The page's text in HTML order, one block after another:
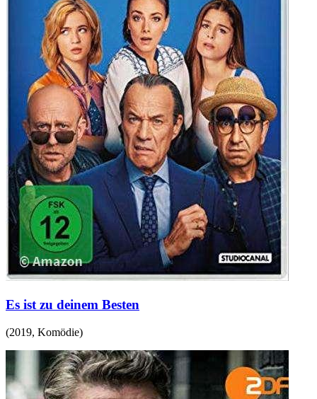
Es ist zu deinem Besten
(2019, Komödie)